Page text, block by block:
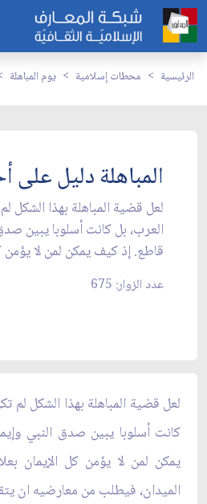
الرئيسية محطات إسلامية يوم المباهلة
المباهلة دليل على
لعل قضية المباهلة بهذا الشكل
العرب، بل كانت أسلوبا يبين
قاطع. إذ كيف يمكن لمن لا يؤمن
عدد الزوار: 675
لعل قضية المباهلة بهذا الشكل لم
كانت أسلوبا يبين صدق النبي
يمكن لمن لا يؤمن كل الإيمان
الميدان، فيطلب من معارضيه ان